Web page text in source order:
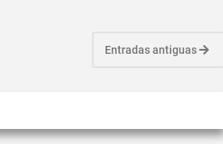
Entradas antiguas